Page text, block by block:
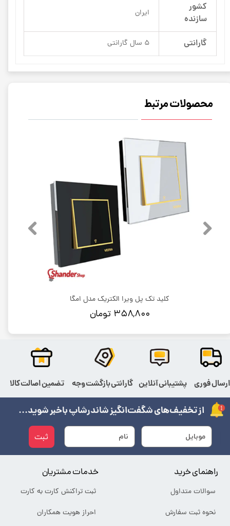
کشور
سازنده
ایران
گارانتی 5 سال گارانتی
محصولات مرتبط
کلید تک پل ویرا الکتریک مدل امگا
۳۵۸,۸۰۰ تومان
ثبت
از تخفیف‌های شگفت‌انگیز شاندرشاپ باخبر شوید...
خدمات مشتریان
ثبت تراکنش کارت به کارت
احراز هویت همکاران
راهنمای خرید
سوالات متداول
نحوه ثبت سفارش
ارسال فوری پشتیبانی آنلاین گارانتی بازگشت وجه تضمین اصالت کالا